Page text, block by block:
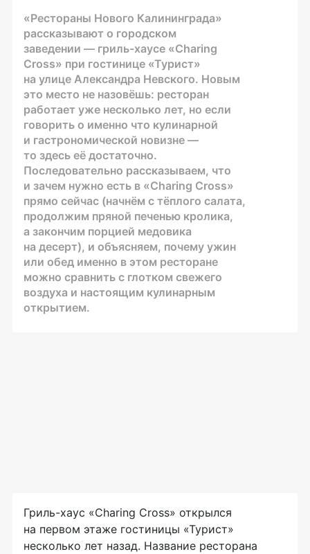
«Рестораны Нового Калининграда»
рассказывают о городском
заведении — гриль-хаусе «Charing
Cross» при гостинице «Турист»
на улице Александра Невского. Новым
это место не назовёшь: ресторан
работает уже несколько лет, но если
говорить о именно что кулинарной
и гастрономической новизне —
то здесь её достаточно.
Последовательно рассказываем, что
и зачем нужно есть в «Charing Cross»
прямо сейчас (начнём с тёплого салата,
продолжим пряной печенью кролика,
а закончим порцией медовика
на десерт), и объясняем, почему ужин
или обед именно в этом ресторане
можно сравнить с глотком свежего
воздуха и настоящим кулинарным
открытием.
Гриль-хаус «Charing Cross» открылся
на первом этаже гостиницы «Турист»
несколько лет назад. Название ресторана